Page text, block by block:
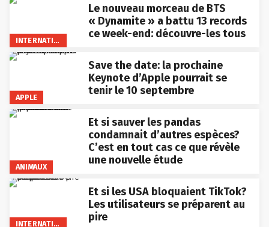
Le nouveau morceau de BTS
« Dynamite » a battu 13 records
ce week-end: découvre-les tous
APPLE
Save the date: la prochaine
Keynote d’Apple pourrait se
tenir le 10 septembre
ANIMAUX
Et si sauver les pandas
condamnait d’autres espèces?
C’est en tout cas ce que révèle
une nouvelle étude
Et si les USA bloquaient TikTok?
Les utilisateurs se préparent au
pire